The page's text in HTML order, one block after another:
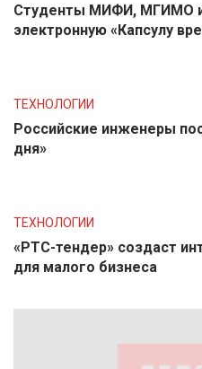
Студенты МИФИ, МГИМО
электронную «Капсулу
ТЕХНОЛОГИИ
Российские инженеры
дня»
ТЕХНОЛОГИИ
«РТС-тендер» создаст
для малого бизнеса